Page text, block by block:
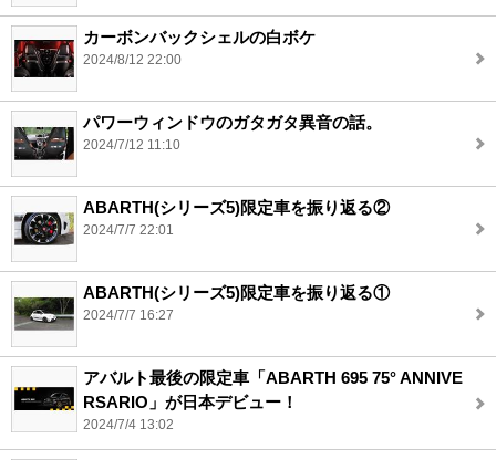
カーボンバックシェルの白ボケ
2024/8/12 22:00
パワーウィンドウのガタガタ異音の話。
2024/7/12 11:10
ABARTH(シリーズ5)限定車を振り返る②
2024/7/7 22:01
ABARTH(シリーズ5)限定車を振り返る①
2024/7/7 16:27
アバルト最後の限定車「ABARTH 695 75° ANNIVE
RSARIO」が日本デビュー！
2024/7/4 13:02